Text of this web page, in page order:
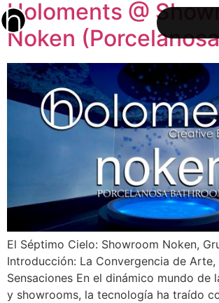
Holoments @
Noken
El Séptimo Cielo: Showroom Noken,
Introducción: La Convergencia de
Sensaciones En el dinámico mundo de
y showrooms, la tecnología ha traído